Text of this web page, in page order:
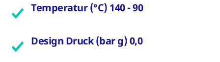
Temperatur (°C) 140 - 90
Design Druck (bar g) 0,0